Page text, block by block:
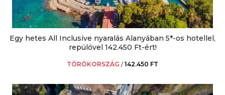
Egy hetes All Inclusive nyaralás Alanyában 5*-os hotellel,
repülővel 142.450 Ft-ért!
TÖRÖKORSZÁG /142.450 FT